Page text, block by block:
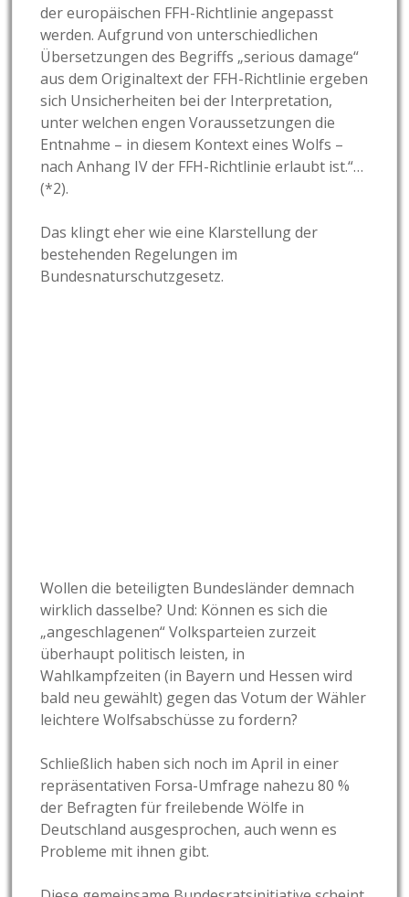
der europäischen FFH-Richtlinie angepasst
werden. Aufgrund von unterschiedlichen
Übersetzungen des Begriffs „serious damage“
aus dem Originaltext der FFH-Richtlinie ergeben
sich Unsicherheiten bei der Interpretation,
unter welchen engen Voraussetzungen die
Entnahme – in diesem Kontext eines Wolfs –
nach Anhang IV der FFH-Richtlinie erlaubt ist.“…
(*2).
Das klingt eher wie eine Klarstellung der
bestehenden Regelungen im
Bundesnaturschutzgesetz.
Wollen die beteiligten Bundesländer demnach
wirklich dasselbe? Und: Können es sich die
„angeschlagenen“ Volksparteien zurzeit
überhaupt politisch leisten, in
Wahlkampfzeiten (in Bayern und Hessen wird
bald neu gewählt) gegen das Votum der Wähler
leichtere Wolfsabschüsse zu fordern?
Schließlich haben sich noch im April in einer
repräsentativen Forsa-Umfrage nahezu 80 %
der Befragten für freilebende Wölfe in
Deutschland ausgesprochen, auch wenn es
Probleme mit ihnen gibt.